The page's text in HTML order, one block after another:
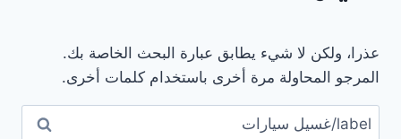
عذرا، ولكن لا شيء يطابق عبارة البحث الخاصة بك.
المرجو المحاولة مرة أخرى باستخدام كلمات أخرى.
البحث